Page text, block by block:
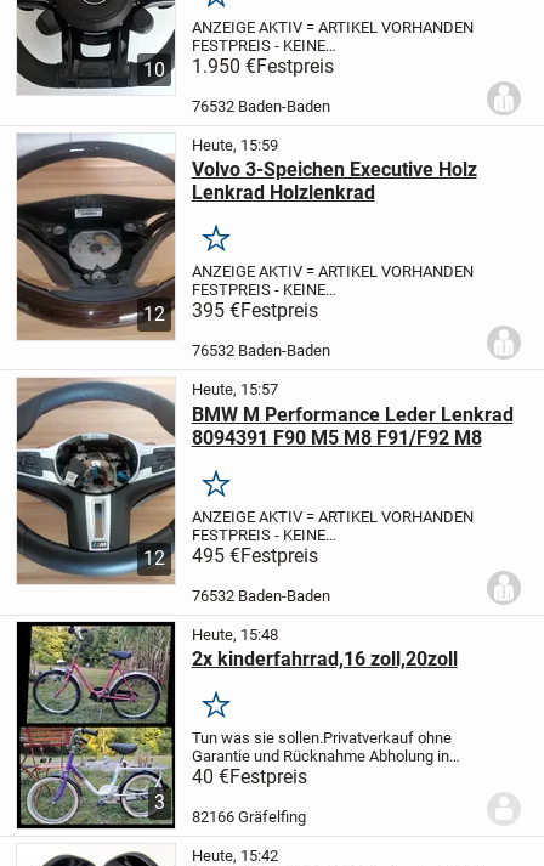
10
ANZEIGE AKTIV = ARTIKEL VORHANDEN
FESTPREIS - KEINE
PREISREDUZIERUNG
Enthusiasten besteht das richtige
Sportlenkrad aus einem handfesten
echtem...
1.950 €Festpreis
76532 Baden-Baden
12
Heute, 15:59
Volvo 3-Speichen Executive Holz
Lenkrad Holzlenkrad
Merken
ANZEIGE AKTIV = ARTIKEL VORHANDEN
FESTPREIS - KEINE
PREISREDUZIERUNG
Enthusiasten besteht das richtige
Sportlenkrad aus Holz. Ein kräftiger
drei...
395 €Festpreis
76532 Baden-Baden
12
Heute, 15:57
BMW M Performance Leder Lenkrad
8094391 F90 M5 M8 F91/F92 M8
Merken
ANZEIGE AKTIV = ARTIKEL VORHANDEN
FESTPREIS - KEINE
PREISREDUZIERUNG
Enthusiasten besteht das richtige
Sportlenkrad aus einem handfesten
Leder. Ein kräftiger Lenkradkranz aus
echtem Leder...
495 €Festpreis
76532 Baden-Baden
3
Heute, 15:48
2x kinderfahrrad,16 zoll,20zoll
Merken
Tun was sie sollen.Privatverkauf ohne
Garantie und Rücknahme Abholung in
gräfelfing nähe s-bahnhof.
40 €Festpreis
82166 Gräfelfing
Heute, 15:42